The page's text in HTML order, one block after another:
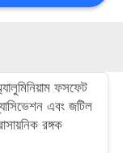
ফসফেট
এবং জটিল
রঙ্গক